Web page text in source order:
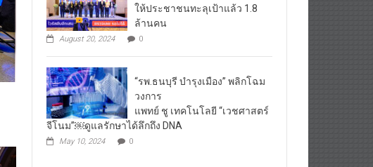
ให้ประชาชนทะลุเป้าแล้ว 1.8
ล้านคน
August 20, 2024 0
“รพ.ธนบุรี บำรุงเมือง” พลิกโฉม
วงการ
แพทย์ ชู เทคโนโลยี “เวชศาสตร์
จีโนม”￼ดูแลรักษาได้ลึกถึง DNA
May 10, 2024 0